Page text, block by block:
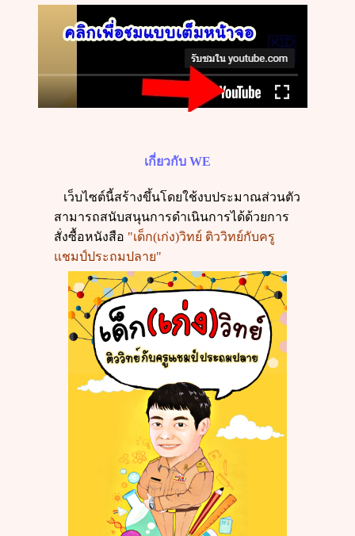
เกี่ยวกับ WE
เว็บไซต์นี้สร้างขึ้นโดยใช้งบประมาณส่วนตัว
สามารถสนับสนุนการดำเนินการได้ด้วยการ
สั่งซื้อหนังสือ "เด็ก(เก่ง)วิทย์ ติววิทย์กับครู
แชมป์ประถมปลาย"